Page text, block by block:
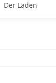
Der Laden